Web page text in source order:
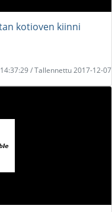
kotioven kiinni
/ Tallennettu 2017-12-07